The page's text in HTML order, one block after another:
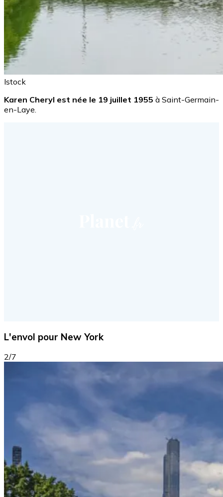
Istock
Karen Cheryl est née le 19 juillet 1955 à Saint-Germain-
en-Laye.
L'envol pour New York
2/7